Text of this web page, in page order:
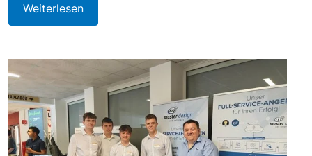
Weiterlesen